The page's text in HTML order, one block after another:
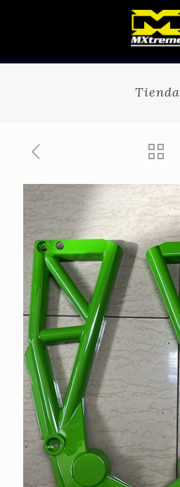
Tienda